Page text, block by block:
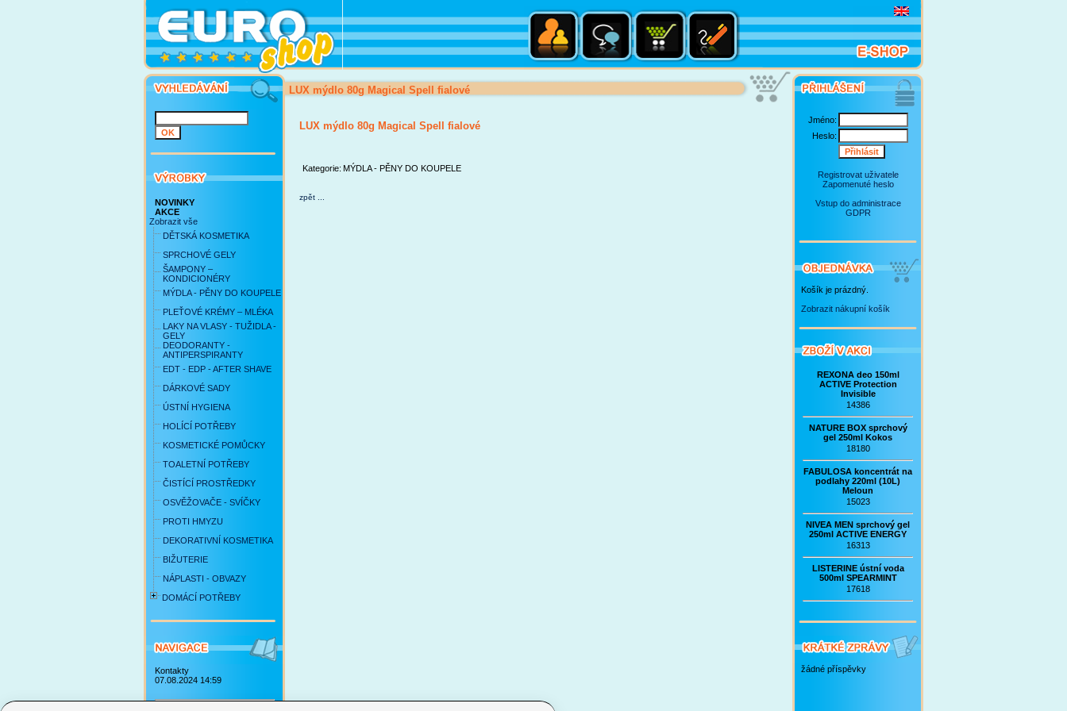
NOVINKY
AKCE
Zobrazit vše
DĚTSKÁ KOSMETIKA
SPRCHOVÉ GELY
ŠAMPONY –
KONDICIONÉRY
MÝDLA - PĚNY DO KOUPELE
PLEŤOVÉ KRÉMY – MLÉKA
LAKY NA VLASY - TUŽIDLA -
GELY
DEODORANTY -
ANTIPERSPIRANTY
EDT - EDP - AFTER SHAVE
DÁRKOVÉ SADY
ÚSTNÍ HYGIENA
HOLÍCÍ POTŘEBY
KOSMETICKÉ POMŮCKY
TOALETNÍ POTŘEBY
ČISTÍCÍ PROSTŘEDKY
OSVĚŽOVAČE - SVÍČKY
PROTI HMYZU
DEKORATIVNÍ KOSMETIKA
BIŽUTERIE
NÁPLASTI - OBVAZY
DOMÁCÍ POTŘEBY
Kontakty
07.08.2024 14:59
LUX mýdlo 80g Magical Spell fialové
LUX mýdlo 80g Magical Spell fialové
Kategorie: MÝDLA - PĚNY DO KOUPELE
zpět ...
Jméno:
Heslo:
Registrovat uživatele
Zapomenuté heslo
Vstup do administrace
GDPR
Košík je prázdný.
Zobrazit nákupní košík
REXONA deo 150ml
ACTIVE Protection
Invisible
14386
NATURE BOX sprchový
gel 250ml Kokos
18180
FABULOSA koncentrát na
podlahy 220ml (10L)
Meloun
15023
NIVEA MEN sprchový gel
250ml ACTIVE ENERGY
16313
LISTERINE ústní voda
500ml SPEARMINT
17618
žádné příspěvky